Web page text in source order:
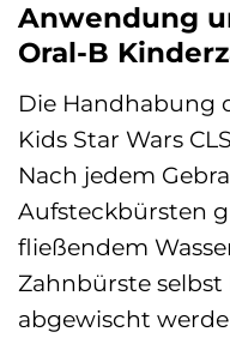
Anwendung
Oral-B
Die Handhabung
Kids Star Wars
Nach jedem
Aufsteckbürsten
fließendem
Zahnbürste
abgewischt